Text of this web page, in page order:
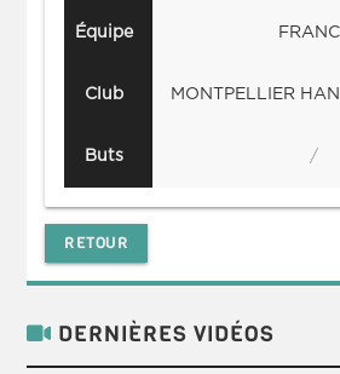
Équipe
Club
Buts
MONTPELLIER
/
RETOUR
DERNIÈRES VIDÉOS